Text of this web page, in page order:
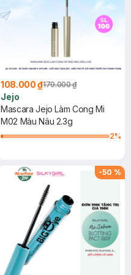
108.000 ₫179.000 ₫
Jejo
Mascara Jejo Làm Cong Mi
M02 Màu Nâu 2.3g
2%
-50 %